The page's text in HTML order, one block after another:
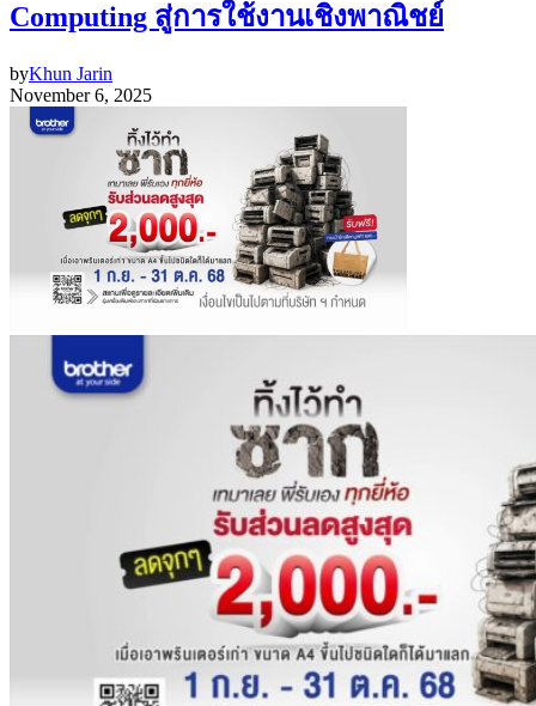
Computing สู่การใช้งานเชิงพาณิชย์
byKhun Jarin
November 6, 2025